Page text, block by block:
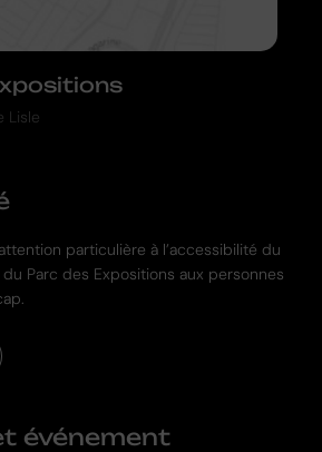
Lisle
particulière à l’accessibilité du
Parc des Expositions aux personnes
événement